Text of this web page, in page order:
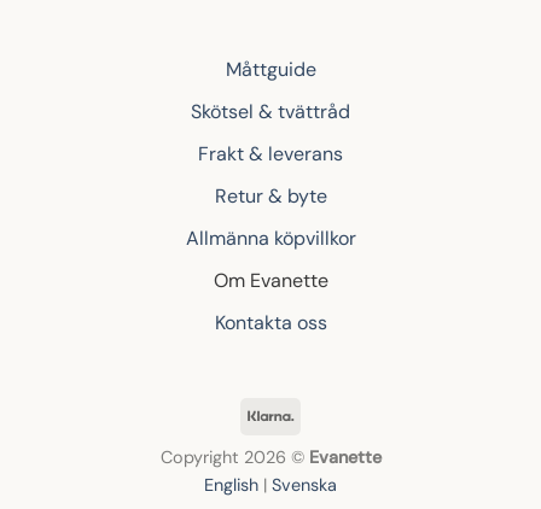
Måttguide
Skötsel & tvättråd
Frakt & leverans
Retur & byte
Allmänna köpvillkor
Om Evanette
Kontakta oss
Klarna
Copyright 2026 © Evanette
English | Svenska